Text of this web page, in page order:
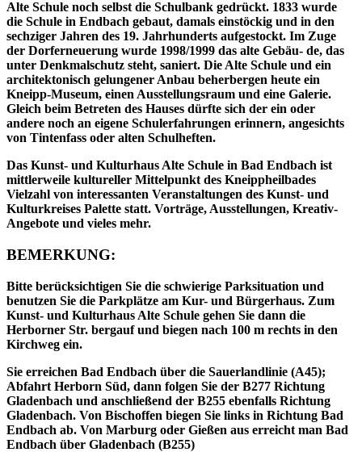
Alte Schule noch selbst die Schulbank gedrückt. 1833 wurde
die Schule in Endbach gebaut, damals einstöckig und in den
sechziger Jahren des 19. Jahrhunderts aufgestockt. Im Zuge
der Dorferneuerung wurde 1998/1999 das alte Gebäu- de, das
unter Denkmalschutz steht, saniert. Die Alte Schule und ein
architektonisch gelungener Anbau beherbergen heute ein
Kneipp-Museum, einen Ausstellungsraum und eine Galerie.
Gleich beim Betreten des Hauses dürfte sich der ein oder
andere noch an eigene Schulerfahrungen erinnern, angesichts
von Tintenfass oder alten Schulheften.
Das Kunst- und Kulturhaus Alte Schule in Bad Endbach ist
mittlerweile kultureller Mittelpunkt des Kneippheilbades
Vielzahl von interessanten Veranstaltungen des Kunst- und
Kulturkreises Palette statt. Vorträge, Ausstellungen, Kreativ-
Angebote und vieles mehr.
BEMERKUNG:
Bitte berücksichtigen Sie die schwierige Parksituation und
benutzen Sie die Parkplätze am Kur- und Bürgerhaus. Zum
Kunst- und Kulturhaus Alte Schule gehen Sie dann die
Herborner Str. bergauf und biegen nach 100 m rechts in den
Kirchweg ein.
Sie erreichen Bad Endbach über die Sauerlandlinie (A45);
Abfahrt Herborn Süd, dann folgen Sie der B277 Richtung
Gladenbach und anschließend der B255 ebenfalls Richtung
Gladenbach. Von Bischoffen biegen Sie links in Richtung Bad
Endbach ab. Von Marburg oder Gießen aus erreicht man Bad
Endbach über Gladenbach (B255)